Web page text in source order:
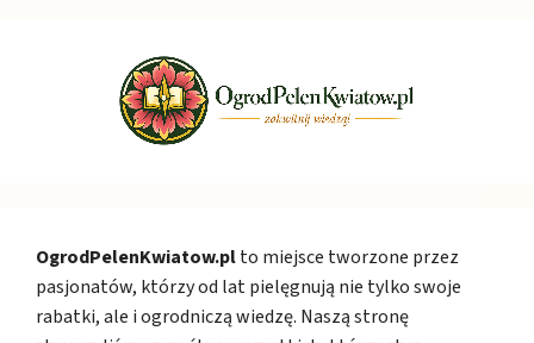
OgrodPelenKwiatow.plto miejsce tworzone przez
pasjonatów, którzy od lat pielęgnują nie tylko swoje
rabatki, ale i ogrodniczą wiedzę. Naszą stronę